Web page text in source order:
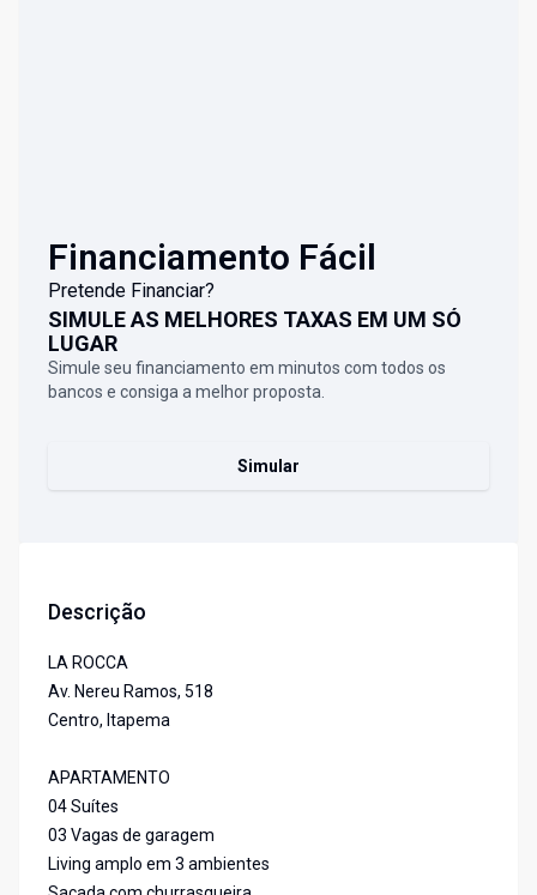
Financiamento Fácil
Pretende Financiar?
SIMULE AS MELHORES TAXAS EM UM SÓ
LUGAR
Simule seu financiamento em minutos com todos os
bancos e consiga a melhor proposta.
Simular
Descrição
LA ROCCA
Av. Nereu Ramos, 518
Centro, Itapema
APARTAMENTO
04 Suítes
03 Vagas de garagem
Living amplo em 3 ambientes